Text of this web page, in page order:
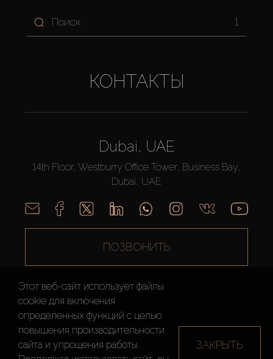
1
КОНТАКТЫ
Dubai, UAE
14th Floor, Westburry Office Tower, Business Bay,
Dubai, UAE
ПОЗВОНИТЬ
AX CAPITAL ©2026 Все Права Защищены
Условия
Этот веб-сайт использует файлы
cookie для включения
определенных функций c целью
повышения производительности
сайта и упрощения работы.
ЗАКРЫТЬ